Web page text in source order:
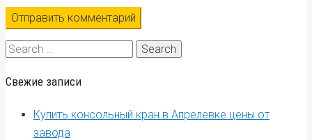
Search
Свежие записи
Купить консольный кран в Апрелевке цены от
завода